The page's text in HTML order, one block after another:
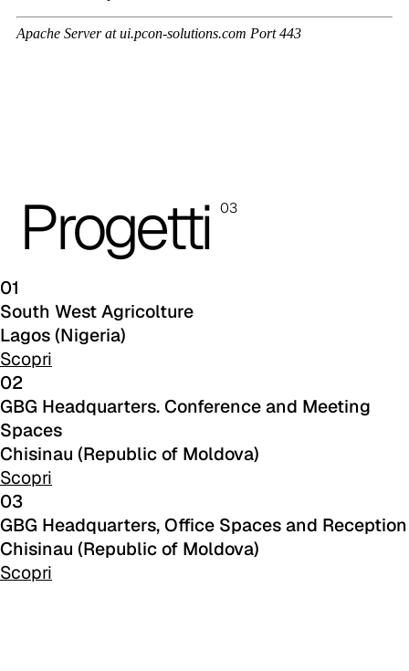
A 3NE
C 43F
C 46F
C 47F
C 48F
C 49F
C 50F
C 51F
C 52F
Progetti 03
01
South West Agricolture
Lagos (Nigeria)
Scopri
02
GBG Headquarters. Conference and Meeting
Spaces
Chisinau (Republic of Moldova)
Scopri
03
GBG Headquarters, Office Spaces and Reception
Chisinau (Republic of Moldova)
Scopri